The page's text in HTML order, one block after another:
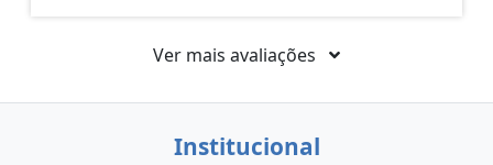
Ver mais avaliações
Institucional